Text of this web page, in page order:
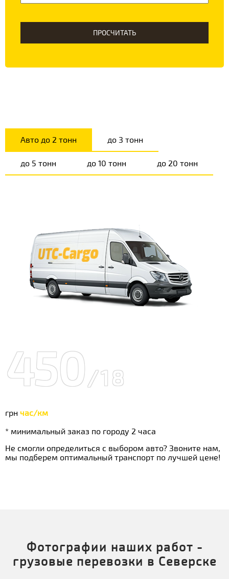
ПРОСЧИТАТЬ
Авто до 2 тонн до 3 тонн
до 5 тонн до 10 тонн до 20 тонн
450/18
грн час/км
* минимальный заказ по городу 2 часа
Не смогли определиться с выбором авто? Звоните нам,
мы подберем оптимальный транспорт по лучшей цене!
Фотографии наших работ -
грузовые перевозки в Северске